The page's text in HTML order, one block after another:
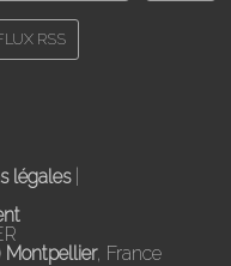
RSS
légales|
Montpellier, France